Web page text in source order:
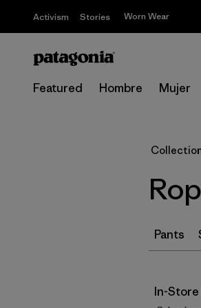
Activism Stories Worn Wear
Featured Hombre Mujer
Pants
In-